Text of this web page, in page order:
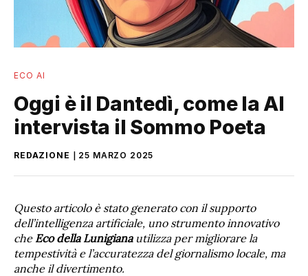
ECO AI
Oggi è il Dantedì, come la AI
intervista il Sommo Poeta
REDAZIONE 25 MARZO 2025
Questo articolo è stato generato con il supporto
dell’intelligenza artificiale, uno strumento innovativo
che Eco della Lunigianautilizza per migliorare la
tempestività e l’accuratezza del giornalismo locale, ma
anche il divertimento.